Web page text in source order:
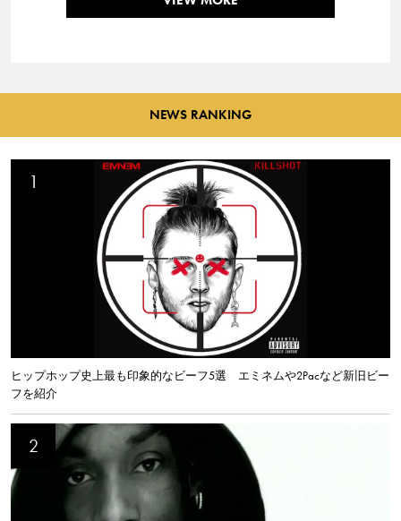
NEWS RANKING
ヒップホップ史上最も印象的なビーフ5選 エミネムや2Pacなど新旧ビー
フを紹介